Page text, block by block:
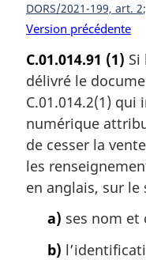
DORS/2021-199, art. 2
Version précédente
C.01.014.91 (1)
délivré le
C.01.014.2(1)
numérique
de cesser la
les
en anglais, sur le
a) ses nom et
b)